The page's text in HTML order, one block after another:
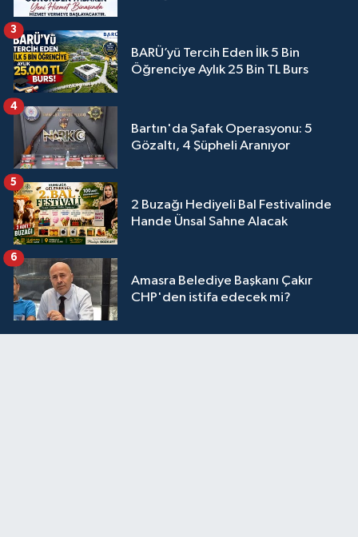
BARÜ’yü Tercih Eden İlk 5 Bin
Öğrenciye Aylık 25 Bin TL Burs
3
Bartın'da Şafak Operasyonu: 5
Gözaltı, 4 Şüpheli Aranıyor
4
2 Buzağı Hediyeli Bal Festivalinde
Hande Ünsal Sahne Alacak
5
Amasra Belediye Başkanı Çakır
CHP'den istifa edecek mi?
6